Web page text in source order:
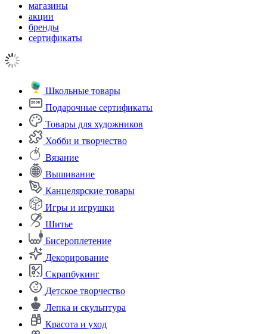
магазины
акции
бренды
сертификаты
Школьные товары
Подарочные сертификаты
Товары для художников
Хобби и творчество
Вязание
Вышивание
Канцелярские товары
Игры и игрушки
Шитье
Бисероплетение
Декорирование
Скрапбукинг
Детское творчество
Лепка и скульптура
Красота и уход